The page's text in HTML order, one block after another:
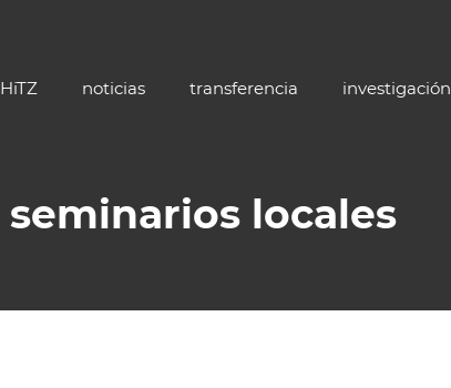
HiTZ noticias transferencia investigación
seminarios locales